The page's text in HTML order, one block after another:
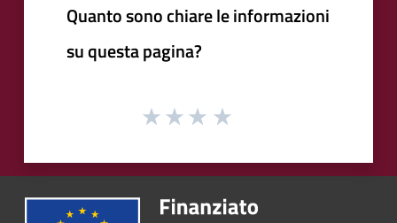
Quanto sono chiare le informazioni
su questa pagina?